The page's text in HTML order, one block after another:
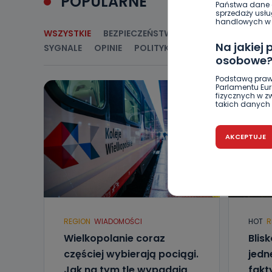
Państwa dane
sprzedaży
handlowych w
Na jakiej
osobowe?
Podstawą
Parlamentu
fizycznych w
takich danych
Czy jest
Podanie
Telewizja
19 nie
Co
AKCEPTUJE
WSZYSTKIE BEZPIECZEŃSTWO
SYGNALE
OPINIE POLITYKA RELIGIA
REGION WIADOMOŚCI
Wielkopolanie coraz
częściej wybierają pociągi.
HOT